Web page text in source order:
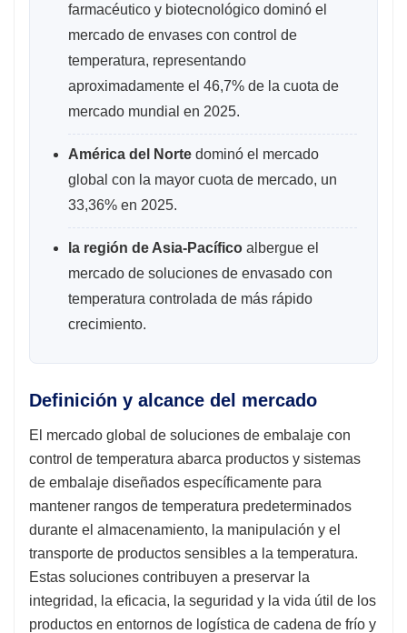
farmacéutico y biotecnológico dominó el
mercado de envases con control de
temperatura, representando
aproximadamente el 46,7% de la cuota de
mercado mundial en 2025.
América del Norte dominó el mercado
global con la mayor cuota de mercado, un
33,36% en 2025.
la región de Asia-Pacífico albergue el
mercado de soluciones de envasado con
temperatura controlada de más rápido
crecimiento.
Definición y alcance del mercado
El mercado global de soluciones de embalaje con
control de temperatura abarca productos y sistemas
de embalaje diseñados específicamente para
mantener rangos de temperatura predeterminados
durante el almacenamiento, la manipulación y el
transporte de productos sensibles a la temperatura.
Estas soluciones contribuyen a preservar la
integridad, la eficacia, la seguridad y la vida útil de los
productos en entornos de logística de cadena de frío y